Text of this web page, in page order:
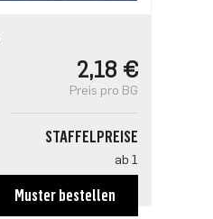
2,18 €
Preis pro BG
STAFFELPREISE
ab 1
ab 250
Muster bestellen